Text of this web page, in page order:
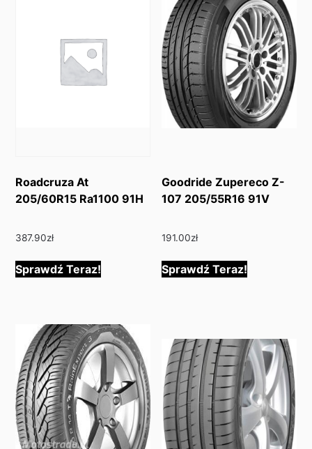
Roadcruza At
205/60R15 Ra1100 91H
387.90zł
Sprawdź Teraz!
Goodride Zupereco Z-
107 205/55R16 91V
191.00zł
Sprawdź Teraz!